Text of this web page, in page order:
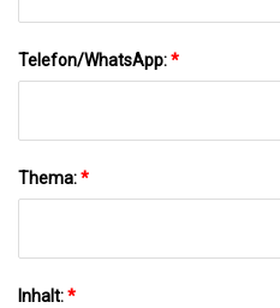
Telefon/WhatsApp:*
Thema:*
Inhalt:*